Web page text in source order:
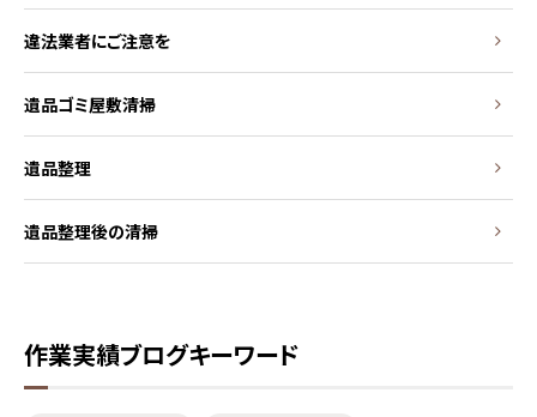
違法業者にご注意を
遺品ゴミ屋敷清掃
遺品整理
遺品整理後の清掃
作業実績ブログキーワード